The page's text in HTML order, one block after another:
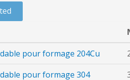
pour formage 204Cu
pour formage 304